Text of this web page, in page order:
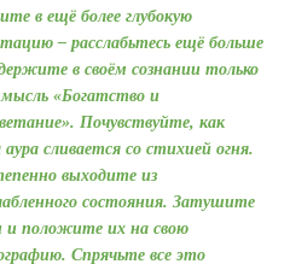
в ещё более глубокую
– расслабьтесь ещё больше
в своём сознании только
мысль «Богатство и
Почувствуйте, как
сливается со стихией огня.
выходите из
состояния. Затушите
и положите их на свою
Спрячьте все это